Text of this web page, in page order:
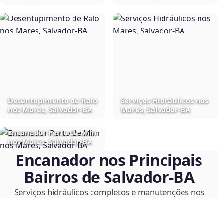
Desentupimento de Ralo
nos Mares, Salvador‑BA
Serviços Hidráulicos nos
Mares, Salvador‑BA
Encanador Perto de Mim
nos Mares, Salvador‑BA
Encanador nos Principais
Bairros de Salvador‑BA
Serviços hidráulicos completos e manutenções nos